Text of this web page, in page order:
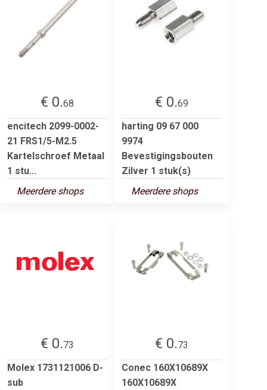
€ 0.68
encitech 2099-0002-
21 FRS1/5-M2.5
Kartelschroef Metaal
1 stu...
Meerdere shops
€ 0.69
harting 09 67 000
9974
Bevestigingsbouten
Zilver 1 stuk(s)
Meerdere shops
€ 0.73
Molex 1731121006 D-
sub
€ 0.73
Conec 160X10689X
160X10689X